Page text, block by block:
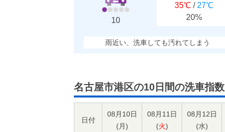
10
35℃ / 27℃
20%
雨近い、洗車しても汚れてしまう
名古屋市港区の10日間の洗車指数
日付
08月10日
(月)
08月11日
(火)
08月12日
(水)